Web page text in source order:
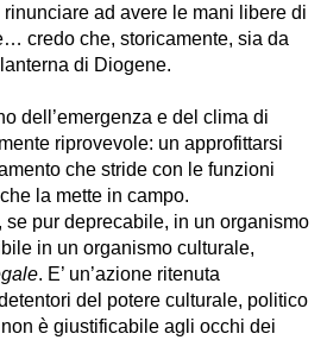
ad avere le mani libere di
credo che, storicamente, sia da
di Diogene.
dell’emergenza e del clima di
riprovevole: un approfittarsi
che stride con le funzioni
la mette in campo.
pur deprecabile, in un organismo
in un organismo culturale,
. E’ un’azione ritenuta
del potere culturale, politico
è giustificabile agli occhi dei